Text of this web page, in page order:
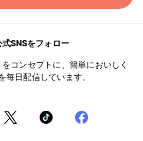
SNSをフォロー
コンセプトに、簡単においしく
毎日配信しています。